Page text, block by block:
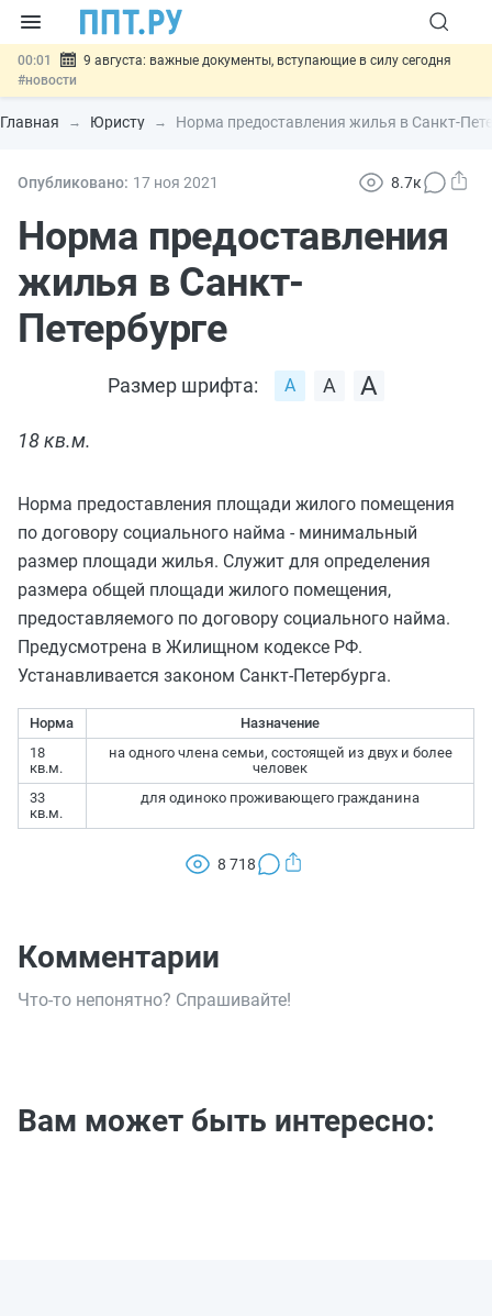
00:01
9 августа: важные документы, вступающие в силу сегодня
#новости
07.08 Подписан закон о блокировке продажи опасных товаров через
«Честный знак»#новости
07.08 Госпошлину за устранение ошибок в документах предлагают
07.08
отношений #новости
Главная Юристу Норма предоставления жилья в Санкт-
Опубликовано: 17 ноя 2021 8.7к
Норма предоставления
жилья в Санкт-
Петербурге
Размер шрифта:
18 кв.м.
Норма предоставления площади жилого помещения
по договору социального найма - минимальный
размер площади жилья. Служит для определения
размера общей площади жилого помещения,
предоставляемого по договору социального найма.
Предусмотрена в Жилищном кодексе РФ.
Устанавливается законом Санкт-Петербурга.
Норма
Назначение
18
кв.м.
на одного члена семьи, состоящей из двух и более
человек
33
кв.м.
для одиноко проживающего гражданина
8 718
Комментарии
Что-то непонятно? Спрашивайте!
Вам может быть интересно: